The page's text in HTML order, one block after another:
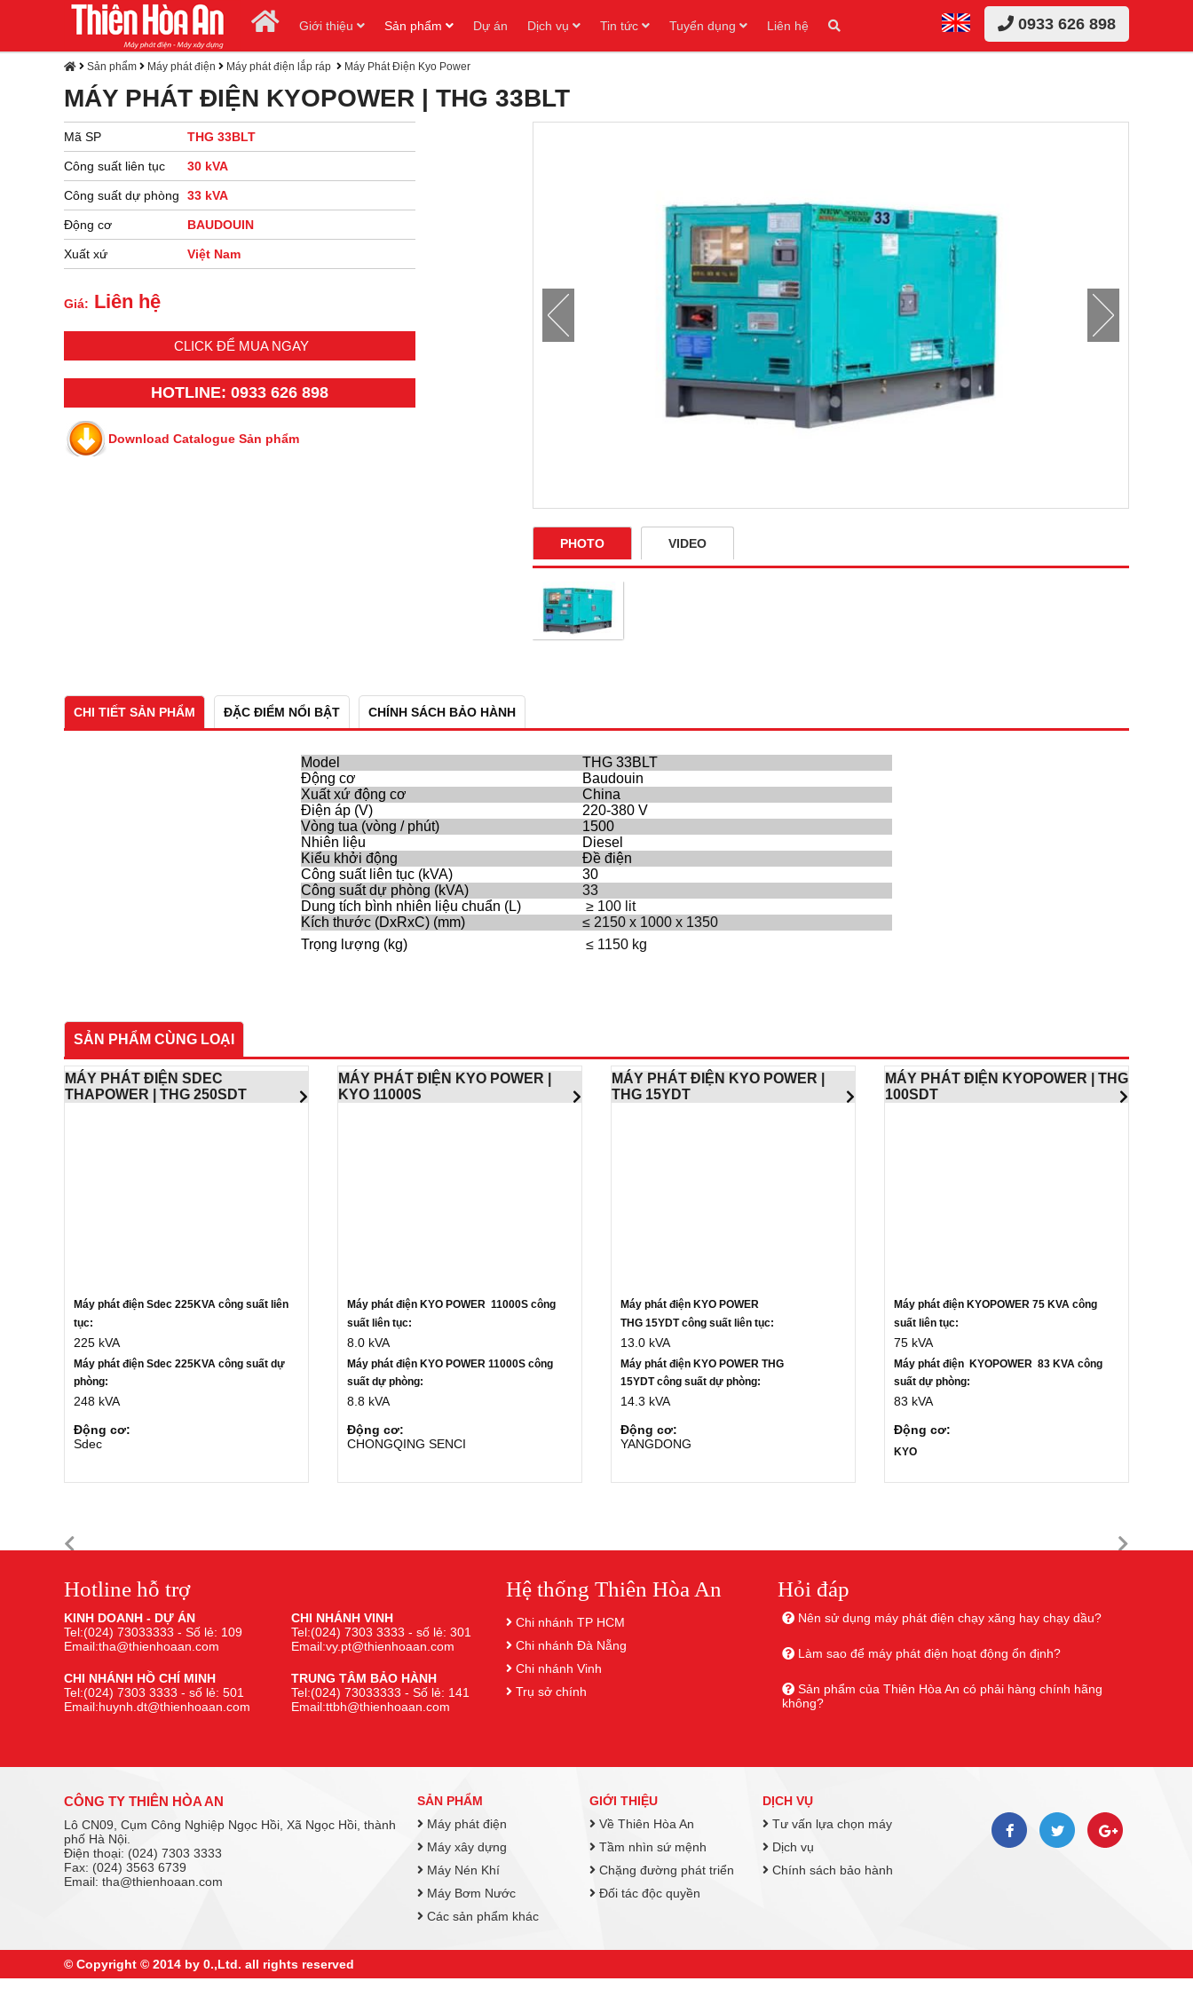
0933 626 898
Giới thiệu Sản phẩm Dự án Dịch vụ Tin tức Tuyển dụng Liên hệ
Sản phẩm Máy phát điện Máy phát điện lắp ráp Máy Phát Điện Kyo Power
MÁY PHÁT ĐIỆN KYOPOWER | THG 33BLT
Mã SP THG 33BLT
Công suất liên tục 30 kVA
Công suất dự phòng 33 kVA
Động cơ BAUDOUIN
Xuất xứ Việt Nam
Giá: Liên hệ
CLICK ĐỂ MUA NGAY
HOTLINE: 0933 626 898
Download Catalogue Sản phẩm
PHOTO VIDEO
CHI TIẾT SẢN PHẨM ĐẶC ĐIỂM NỔI BẬT CHÍNH SÁCH BẢO HÀNH
Model
THG 33BLT
Động cơ
Baudouin
Xuất xứ động cơ
China
Điện áp (V)
220-380 V
Vòng tua (vòng / phút)
1500
Nhiên liệu
Diesel
Kiểu khởi động
Đề điện
Công suất liên tục (kVA)
30
Công suất dự phòng (kVA)
33
Dung tích bình nhiên liệu chuẩn (L)
≥ 100 lit
Kích thước (DxRxC) (mm)
≤ 2150 x 1000 x 1350
Trọng lượng (kg)
≤ 1150 kg
SẢN PHẨM CÙNG LOẠI
MÁY PHÁT ĐIỆN SDEC
THAPOWER | THG 250SDT
Máy phát điện Sdec 225KVA công suất liên
tục:
225 kVA
Máy phát điện Sdec 225KVA công suất dự
phòng:
248 kVA
Động cơ:
Sdec
MÁY PHÁT ĐIỆN KYO POWER |
KYO 11000S
Máy phát điện KYO POWER 11000S công
suất liên tục:
8.0 kVA
Máy phát điện KYO POWER 11000S công
suất dự phòng:
8.8 kVA
Động cơ:
CHONGQING SENCI
MÁY PHÁT ĐIỆN KYO POWER |
THG 15YDT
Máy phát điện KYO POWER
THG 15YDT công suất liên tục:
13.0 kVA
Máy phát điện KYO POWER THG
15YDT công suất dự phòng:
14.3 kVA
Động cơ:
YANGDONG
MÁY PHÁT ĐIỆN KYOPOWER | THG
100SDT
Máy phát điện KYOPOWER 75 KVA công
suất liên tục:
75 kVA
Máy phát điện KYOPOWER 83 KVA công
suất dự phòng:
83 kVA
Động cơ:
KYO
Hotline hỗ trợ
KINH DOANH - DỰ ÁN
Tel:(024) 73033333 - Số lẻ: 109
Email:tha@thienhoaan.com
CHI NHÁNH VINH
Tel:(024) 7303 3333 - số lẻ: 301
Email:vy.pt@thienhoaan.com
CHI NHÁNH HỒ CHÍ MINH
Tel:(024) 7303 3333 - số lẻ: 501
Email:huynh.dt@thienhoaan.com
TRUNG TÂM BẢO HÀNH
Tel:(024) 73033333 - Số lẻ: 141
Email:ttbh@thienhoaan.com
Hệ thống Thiên Hòa An
Chi nhánh TP HCM
Chi nhánh Đà Nẵng
Chi nhánh Vinh
Trụ sở chính
Hỏi đáp
Nên sử dụng máy phát điện chạy xăng hay chạy dầu?
Làm sao để máy phát điện hoạt động ổn định?
Sản phẩm của Thiên Hòa An có phải hàng chính hãng
không?
CÔNG TY THIÊN HÒA AN
Lô CN09, Cụm Công Nghiệp Ngọc Hồi, Xã Ngọc Hồi, thành
phố Hà Nội.
Điện thoại: (024) 7303 3333
Fax: (024) 3563 6739
Email: tha@thienhoaan.com
SẢN PHẨM
Máy phát điện
Máy xây dựng
Máy Nén Khí
Máy Bơm Nước
Các sản phẩm khác
GIỚI THIỆU
Về Thiên Hòa An
Tầm nhìn sứ mệnh
Chặng đường phát triển
Đối tác độc quyền
DỊCH VỤ
Tư vấn lựa chọn máy
Dịch vụ
Chính sách bảo hành
© Copyright © 2014 by 0.,Ltd. all rights reserved